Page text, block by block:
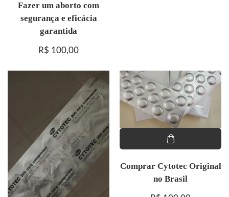
Fazer um aborto com
segurança e eficácia
garantida
R$ 100,00
Comprar Cytotec Original
no Brasil